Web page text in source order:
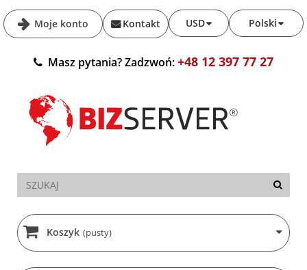
Moje konto Polski
USD
Kontakt
Masz pytania? Zadzwoń:+48 12 397 77 27
Koszyk (pusty)